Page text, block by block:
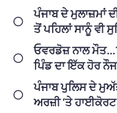
ਪੰਜਾਬ ਦੇ ਮੁਲਾਜ਼ਮਾਂ
ਤੋਂ ਪਹਿਲਾਂ ਸਾਨੂੰ ਵੀ
ਓਵਰਡੋਜ਼ ਨਾਲ
ਪਿੰਡ ਦਾ ਇੱਕ ਹੋਰ
ਪੰਜਾਬ ਪੁਲਿਸ ਦੇ
ਅਰਜ਼ੀ ‘ਤੇ